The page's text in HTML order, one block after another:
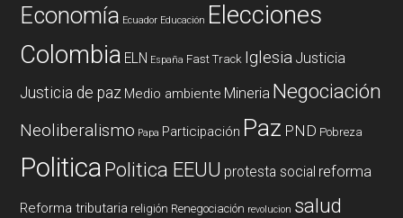
Economía Ecuador Educación Elecciones
Colombia ELN España Fast Track Iglesia Justicia
Justicia de paz Medio ambiente Mineria Negociación
Neoliberalismo Papa Participación Paz PND Pobreza
PoliticaPolitica EEUU protesta social reforma
Reforma tributaria religión Renegociación revolucion salud